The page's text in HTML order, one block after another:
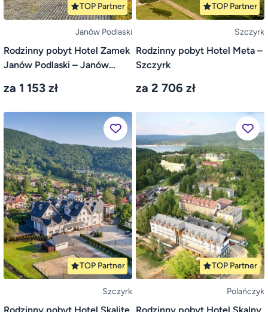
TOP Partner
Janów Podlaski
Rodzinny pobyt Hotel Zamek
Janów Podlaski – Janów
za 1 153 zł
TOP Partner
Szczyrk
Rodzinny pobyt Hotel Meta –
Szczyrk
za 2 706 zł
TOP Partner
Szczyrk
Rodzinny pobyt Hotel Skalite
TOP Partner
Polańczyk
Rodzinny pobyt Hotel Skalny